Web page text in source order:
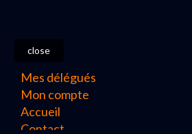
close
Mes délégués
Mon compte
Accueil
Contact